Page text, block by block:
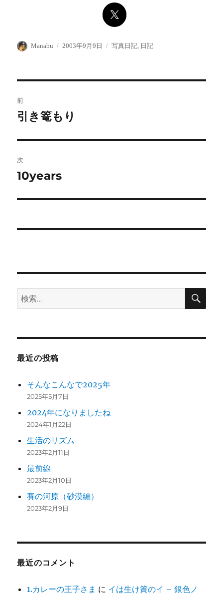
投
Manabu
投
2003年9月9日
カ
写真日記, 日記
稿
ビ
ゲ
ー
前
前
投
稿:
引き篭もり
次
次
投
10years
検
索:
検
最近の投稿
そんなこんなで2025年
2025年5月7日
2024年になりましたね
2024年1月22日
生活のリズム
2023年2月11日
最前線
2023年2月10日
賽の河原（砂漠編）
2023年2月9日
最近のコメント
1.カレーの王子さま に イは生け簀のイ – 銀色ノ